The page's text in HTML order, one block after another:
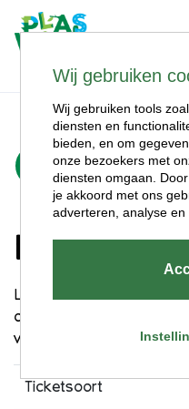
huidige stap:
Kies jouw
Leuk dat je bij
onderstaand een keuze
vervolgens naar de
Ticketsoort
Wij gebruiken
Wij gebruiken tools
diensten en
bieden, en om
onze bezoekers met
diensten omgaan.
je akkoord met ons
adverteren, analyse en